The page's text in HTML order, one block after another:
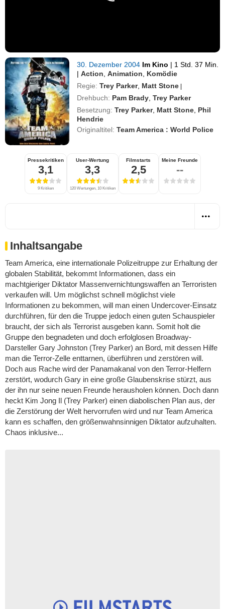
30. Dezember 2004 Im Kino | 1 Std. 37 Min.
| Action ,Animation
Komödie
Regie: Trey Parker, Matt Stone |
Drehbuch: Pam Brady ,Trey Parker
Besetzung: Trey Parker, Matt Stone Phil
Hendrie
Originaltitel:Team America : World Police
Pressekritiken
3,1
9 Kritiken
User-Wertung
3,3
120 Wertungen, 10 Kritiken
Filmstarts
2,5
Meine Freunde
--
Inhaltsangabe
Team America, eine internationale Polizeitruppe zur Erhaltung der
globalen Stabilität, bekommt Informationen, dass ein
machtgieriger Diktator Massenvernichtungswaffen an Terroristen
verkaufen will. Um möglichst schnell möglichst viele
Informationen zu bekommen, will man einen Undercover-Einsatz
durchführen, für den die Truppe jedoch einen guten Schauspieler
braucht, der sich als Terrorist ausgeben kann. Somit holt die
Gruppe den begnadeten und doch erfolglosen Broadway-
Darsteller Gary Johnston (Trey Parker) an Bord, mit dessen Hilfe
man die Terror-Zelle enttarnen, überführen und zerstören will.
Doch aus Rache wird der Panamakanal von den Terror-Helfern
zerstört, wodurch Gary in eine große Glaubenskrise stürzt, aus
der ihn nur seine neuen Freunde herausholen können. Doch dann
heckt Kim Jong Il (Trey Parker) einen diabolischen Plan aus, der
die Zerstörung der Welt hervorrufen wird und nur Team America
kann es schaffen, den größenwahnsinnigen Diktator aufzuhalten.
Chaos inklusive...